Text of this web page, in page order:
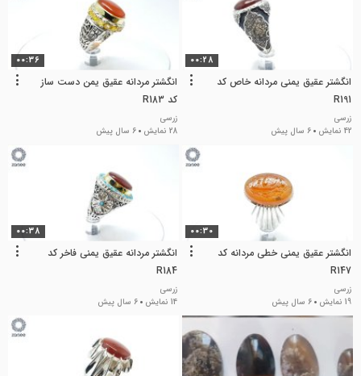
00:28
انگشتر عقیق یمنی مردانه خاص کد
R191
زرسی
42 نمایش
6 سال پیش
00:36
انگشتر مردانه عقیق یمن دست ساز
کد R183
زرسی
28 نمایش
6 سال پیش
00:30
انگشتر عقیق یمنی خطی مردانه کد
R147
زرسی
19 نمایش
6 سال پیش
00:38
انگشتر مردانه عقیق یمنی فاخر کد
R184
زرسی
14 نمایش
6 سال پیش